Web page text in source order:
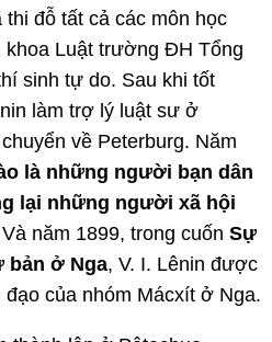
thi đỗ tất cả các môn học
Luật trường ĐH Tổng
sinh tự do. Sau khi tốt
làm trợ lý luật sư ở
về Peterburg. Năm
là những người bạn dân
lại những người xã hội
Và năm 1899, trong cuốn Sự
bản ở Nga, V. I. Lênin được
của nhóm Mácxít ở Nga.